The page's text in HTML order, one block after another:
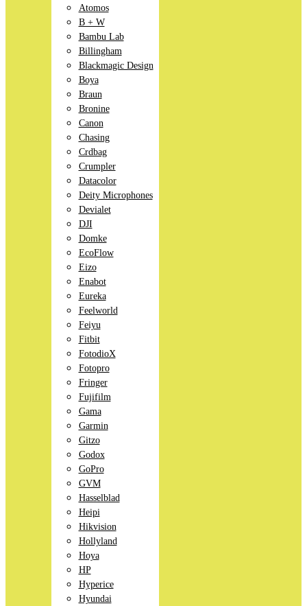
Atomos
B + W
Bambu Lab
Billingham
Blackmagic Design
Boya
Braun
Bronine
Canon
Chasing
Crdbag
Crumpler
Datacolor
Deity Microphones
Devialet
DJI
Domke
EcoFlow
Eizo
Enabot
Eureka
Feelworld
Feiyu
Fitbit
FotodioX
Fotopro
Fringer
Fujifilm
Gama
Garmin
Gitzo
Godox
GoPro
GVM
Hasselblad
Heipi
Hikvision
Hollyland
Hoya
HP
Hyperice
Hyundai